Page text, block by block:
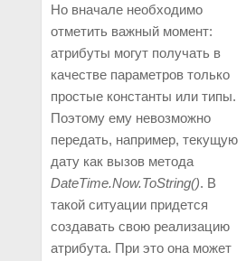
Но вначале необходимо
отметить важный момент:
атрибуты могут получать в
качестве параметров только
простые константы или типы.
Поэтому ему невозможно
передать, например, текущую
дату как вызов метода
DateTime.Now.ToString(). В
такой ситуации придется
создавать свою реализацию
атрибута. При это она может